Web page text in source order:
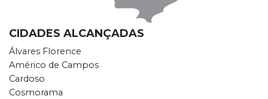
CIDADES ALCANÇADAS
Álvares Florence
Américo de Campos
Cardoso
Cosmorama